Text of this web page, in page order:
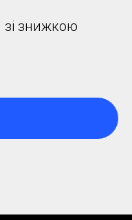
зі знижкою